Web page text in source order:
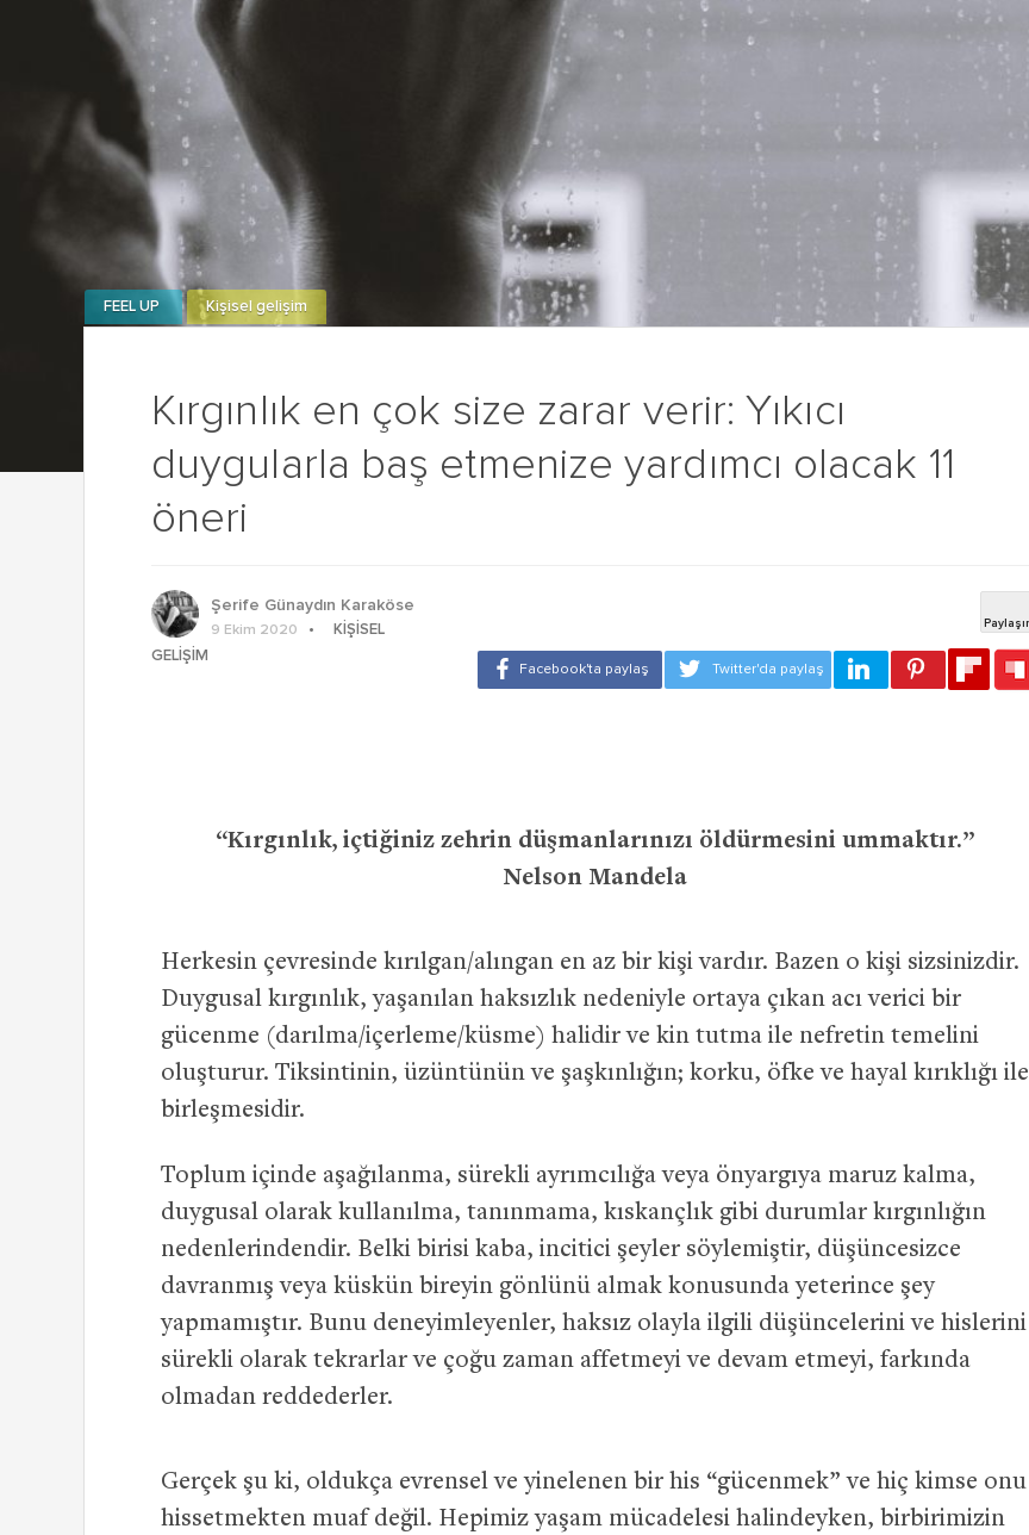
Kırgınlık en çok size zarar verir: Yıkıcı
duygularla baş etmenize yardımcı olacak 11
öneri
FEEL UP Kişisel gelişim
Şerife Günaydın Karaköse
9 Ekim 2020
KIŞISEL
GELIŞIM
“Kırgınlık, içtiğiniz zehrin düşmanlarınızı öldürmesini ummaktır.”
Nelson Mandela
Herkesin çevresinde kırılgan/alıngan en az bir kişi vardır. Bazen o kişi sizsinizdir.
Duygusal kırgınlık, yaşanılan haksızlık nedeniyle ortaya çıkan acı verici bir
gücenme (darılma/içerleme/küsme) halidir ve kin tutma ile nefretin temelini
oluşturur. Tiksintinin, üzüntünün ve şaşkınlığın; korku, öfke ve hayal kırıklığı ile
birleşmesidir.
Toplum içinde aşağılanma, sürekli ayrımcılığa veya önyargıya maruz kalma,
duygusal olarak kullanılma, tanınmama, kıskançlık gibi durumlar kırgınlığın
nedenlerindendir. Belki birisi kaba, incitici şeyler söylemiştir, düşüncesizce
davranmış veya küskün bireyin gönlünü almak konusunda yeterince şey
yapmamıştır. Bunu deneyimleyenler, haksız olayla ilgili düşüncelerini ve hislerini
sürekli olarak tekrarlar ve çoğu zaman affetmeyi ve devam etmeyi, farkında
olmadan reddederler.
Gerçek şu ki, oldukça evrensel ve yinelenen bir his “gücenmek” ve hiç kimse onu
hissetmekten muaf değil. Hepimiz yaşam mücadelesi halindeyken, birbirimizin